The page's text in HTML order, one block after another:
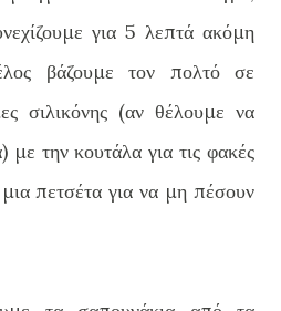
για 5 λεπτά ακόμη
βάζουμε τον πολτό σε
σιλικόνης (αν θέλουμε να
με την κουτάλα για τις φακές
πετσέτα για να μη πέσουν